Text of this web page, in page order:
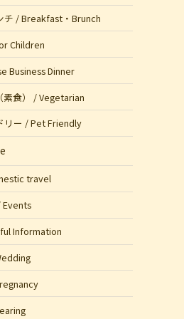
チ / Breakfast・Brunch
Children
Business Dinner
素食） / Vegetarian
リー / Pet Friendly
travel
Information